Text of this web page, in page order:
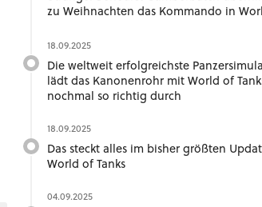
zu Weihnachten das Kommando in
18.09.2025
Die weltweit erfolgreichste
lädt das Kanonenrohr mit World of
nochmal so richtig durch
18.09.2025
Das steckt alles im bisher größten
World of Tanks
04.09.2025